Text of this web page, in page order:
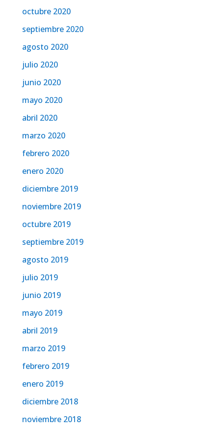
octubre 2020
septiembre 2020
agosto 2020
julio 2020
junio 2020
mayo 2020
abril 2020
marzo 2020
febrero 2020
enero 2020
diciembre 2019
noviembre 2019
octubre 2019
septiembre 2019
agosto 2019
julio 2019
junio 2019
mayo 2019
abril 2019
marzo 2019
febrero 2019
enero 2019
diciembre 2018
noviembre 2018